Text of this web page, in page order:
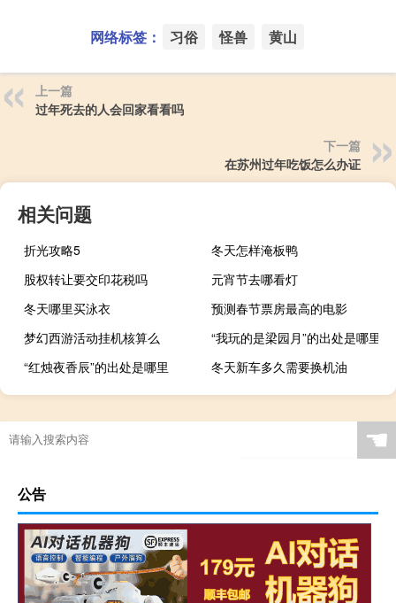
网络标签： 习俗 怪兽 黄山
上一篇
过年死去的人会回家看看吗
下一篇
在苏州过年吃饭怎么办证
相关问题
折光攻略5
冬天怎样淹板鸭
股权转让要交印花税吗
元宵节去哪看灯
冬天哪里买泳衣
预测春节票房最高的电影
梦幻西游活动挂机核算么
“我玩的是梁园月”的出处是哪里
“红烛夜香辰”的出处是哪里
冬天新车多久需要换机油
☚
公告